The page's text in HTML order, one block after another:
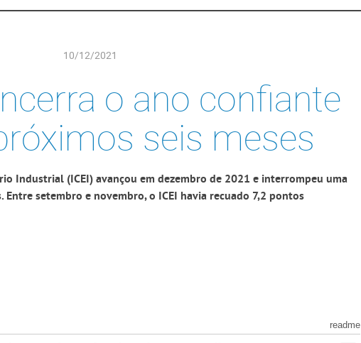
10/12/2021
o ano confiante
seis meses
Industrial (ICEI) avançou em dezembro de 2021 e interrompeu uma
Entre setembro e novembro, o ICEI havia recuado 7,2 pontos
readme